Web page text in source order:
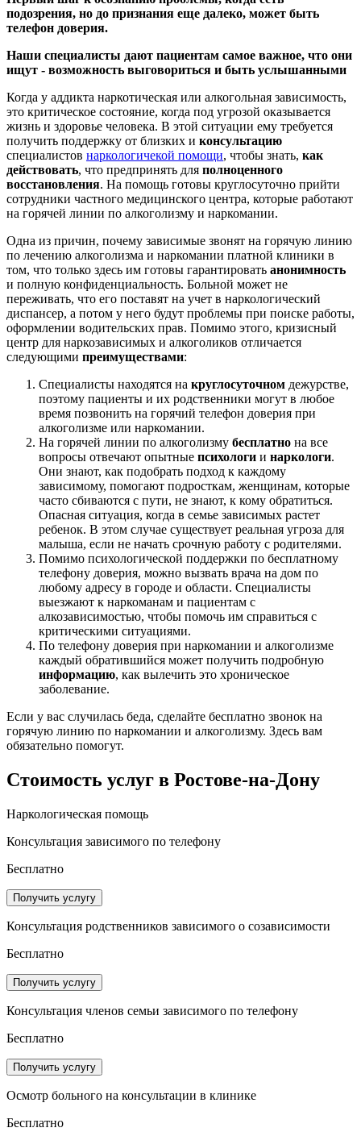
подозрения, но до признания еще далеко, может быть
телефон доверия.
Наши специалисты дают пациентам самое важное, что они
ищут - возможность выговориться и быть услышанными
Когда у аддикта наркотическая или алкогольная зависимость,
это критическое состояние, когда под угрозой оказывается
жизнь и здоровье человека. В этой ситуации ему требуется
получить поддержку от близких и консультацию
специалистов наркологичекой помощи, чтобы знать, как
действовать, что предпринять для полноценного
восстановления. На помощь готовы круглосуточно прийти
сотрудники частного медицинского центра, которые работают
на горячей линии по алкоголизму и наркомании.
Одна из причин, почему зависимые звонят на горячую линию
по лечению алкоголизма и наркомании платной клиники в
том, что только здесь им готовы гарантировать анонимность
и полную конфиденциальность. Больной может не
переживать, что его поставят на учет в наркологический
диспансер, а потом у него будут проблемы при поиске работы,
оформлении водительских прав. Помимо этого, кризисный
центр для наркозависимых и алкоголиков отличается
следующими преимуществами:
Специалисты находятся на круглосуточном дежурстве,
поэтому пациенты и их родственники могут в любое
время позвонить на горячий телефон доверия при
алкоголизме или наркомании.
На горячей линии по алкоголизму бесплатно на все
вопросы отвечают опытные психологи и наркологи.
Они знают, как подобрать подход к каждому
зависимому, помогают подросткам, женщинам, которые
часто сбиваются с пути, не знают, к кому обратиться.
Опасная ситуация, когда в семье зависимых растет
ребенок. В этом случае существует реальная угроза для
малыша, если не начать срочную работу с родителями.
Помимо психологической поддержки по бесплатному
телефону доверия, можно вызвать врача на дом по
любому адресу в городе и области. Специалисты
выезжают к наркоманам и пациентам с
алкозависимостью, чтобы помочь им справиться с
критическими ситуациями.
По телефону доверия при наркомании и алкоголизме
каждый обратившийся может получить подробную
информацию, как вылечить это хроническое
заболевание.
Если у вас случилась беда, сделайте бесплатно звонок на
горячую линию по наркомании и алкоголизму. Здесь вам
обязательно помогут.
Стоимость услуг в Ростове-на-Дону
Наркологическая помощь
Консультация зависимого по телефону
Бесплатно
Получить услугу
Консультация родственников зависимого о созависимости
Бесплатно
Получить услугу
Консультация членов семьи зависимого по телефону
Бесплатно
Получить услугу
Осмотр больного на консультации в клинике
Бесплатно